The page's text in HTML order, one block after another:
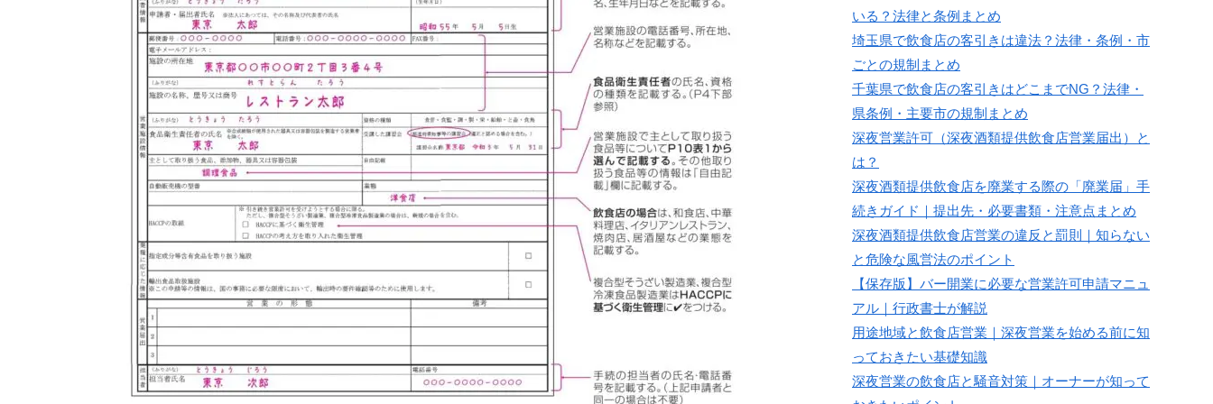
いる？法律と条例まとめ
埼玉県で飲食店の客引きは違法？法律・条例・市
ごとの規制まとめ
千葉県で飲食店の客引きはどこまでNG？法律・
県条例・主要市の規制まとめ
深夜営業許可（深夜酒類提供飲食店営業届出）と
は？
深夜酒類提供飲食店を廃業する際の「廃業届」手
続きガイド｜提出先・必要書類・注意点まとめ
深夜酒類提供飲食店営業の違反と罰則｜知らない
と危険な風営法のポイント
【保存版】バー開業に必要な営業許可申請マニュ
アル｜行政書士が解説
用途地域と飲食店営業｜深夜営業を始める前に知
っておきたい基礎知識
深夜営業の飲食店と騒音対策｜オーナーが知って